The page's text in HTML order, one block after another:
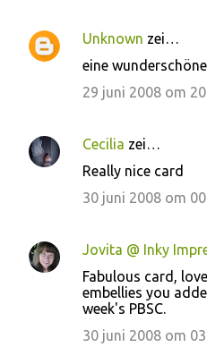
Unknown zei…
eine
29 juni 2008 om
Cecilia zei…
Really nice card
30 juni 2008 om
Jovita @ Inky
Fabulous card,
embellies you
week's PBSC.
30 juni 2008 om